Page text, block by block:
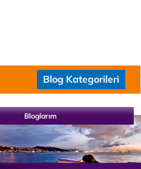
Blog Kategorileri
Bloglarım